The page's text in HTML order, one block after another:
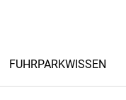
FUHRPARKWISSEN